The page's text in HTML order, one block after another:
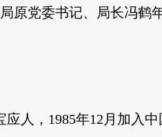
原党委书记、局长冯鹤
人，1985年12月加入